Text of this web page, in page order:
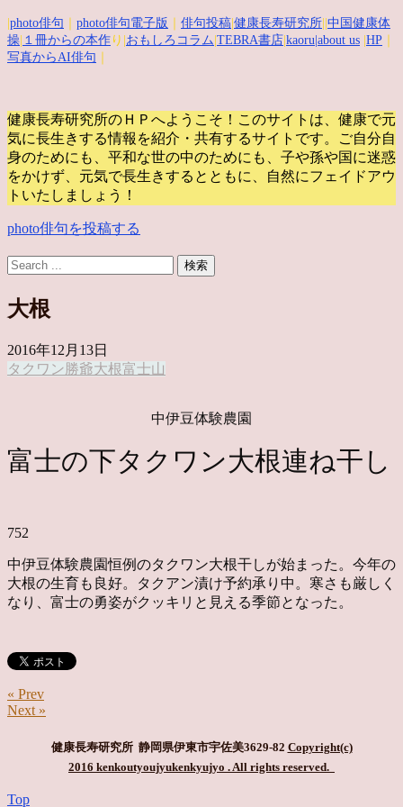
photo俳句 photo俳句電子版 俳句投稿 健康長寿研究所 中国健康体
操 １冊からの本作 り| おもしろコラム TEBRA書店 kaoru |about us HP
写真からAI俳句
健康長寿研究所のＨＰへようこそ！このサイトは、健康で元
気に長生きする情報を紹介・共有するサイトです。
ご自分自
身のためにも、平和な世の中のためにも、子や孫や国に迷惑
をかけず、元気で長生きするとともに、自然にフェイドアウ
トいたしましょう！
photo俳句を投稿する
大根
2016年12月13日
タクワン 勝爺大根富士山
中伊豆体験農園
富士の下タクワン大根連ね干し
752
中伊豆体験農園恒例のタクワン大根干しが始まった。今年の
大根の生育も良好。タクアン漬け予約承り中。寒さも厳しく
なり、富士の勇姿がクッキリと見える季節となった。
« Prev
Next »
健康長寿研究所 静岡県伊東市宇佐美3629-82 Copyright(c)
2016 kenkoutyoujyukenkyujyo . All rights reserved.
Top